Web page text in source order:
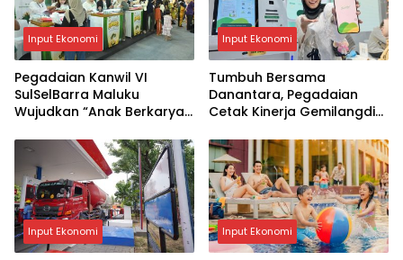
Input Ekonomi
Pegadaian Kanwil VI
SulSelBarra Maluku
Wujudkan “Anak Berkarya,
Pameran UMKM dan Bazar
Emas
Input Ekonomi
Tumbuh Bersama
Danantara, Pegadaian
Cetak Kinerja Gemilangdi
Input Ekonomi Input Ekonomi